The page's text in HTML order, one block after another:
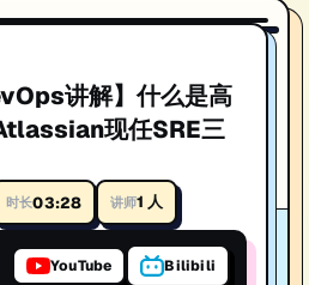
是高薪的DevOps?Atlassian现任SRE
术相关知识点，帮助你系统学习和提
播放视频
讲解】什么是高
现任SRE三
时长03:28 讲师1 人
YouTube Bilibili